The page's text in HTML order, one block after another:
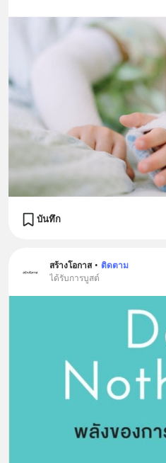
บันทึก
สร้างโอกาส • ติดตาม
ได้รับการบูสต์